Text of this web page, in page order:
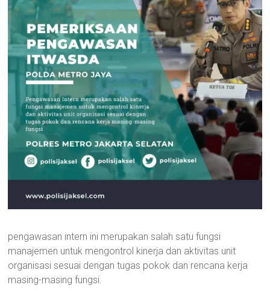
pengawasan intern ini merupakan salah satu fungsi
manajemen untuk mengontrol kinerja dan aktivitas unit
organisasi sesuai dengan tugas pokok dan rencana kerja
masing-masing fungsi.